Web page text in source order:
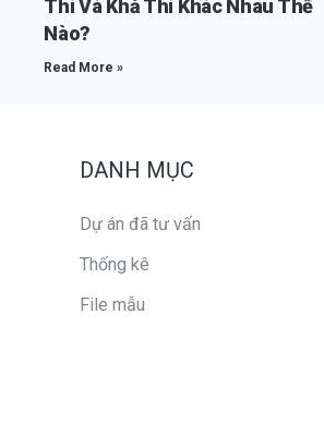
Thi Và Khả Thi Khác Nhau Thế
Nào?
Read More »
DANH MỤC
Dự án đã tư vấn
Thống kê
File mẫu